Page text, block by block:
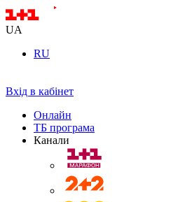
UA
RU
Вхід в кабінет
Онлайн
ТБ програма
Канали